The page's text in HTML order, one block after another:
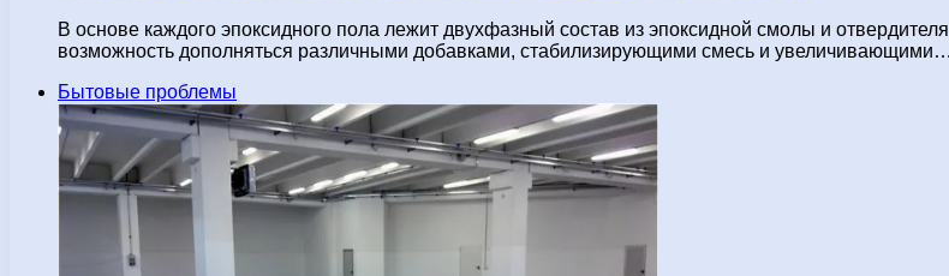
В основе каждого эпоксидного пола лежит двухфазный состав из эпоксидной смолы и
возможность дополняться различными добавками, стабилизирующими смесь и увеличивающими…
Бытовые проблемы